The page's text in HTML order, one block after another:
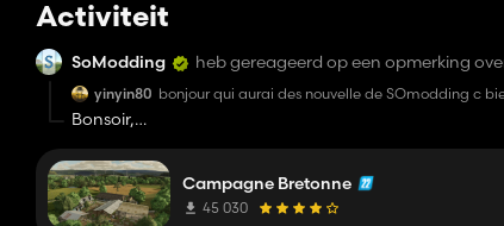
Activiteit
SoModding heb gereageerd op een opmerking
yinyin80 bonjour qui aurai des nouvelle de SOmodding c
Bonsoir,
Ayant totalement arrêté FS depuis bientôt 3 ans, je n'ai
sais que la map a été grandement appréciée sur FS15
que j'ai repris, et nous vous en remercions ; mais dans
Campagne Bretonne
45 030